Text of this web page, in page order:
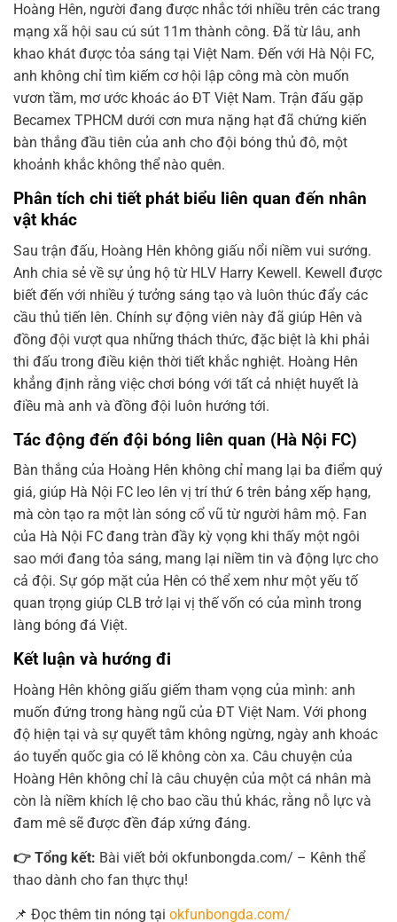
Hoàng Hên, người đang được nhắc tới nhiều trên các trang
mạng xã hội sau cú sút 11m thành công. Đã từ lâu, anh
khao khát được tỏa sáng tại Việt Nam. Đến với Hà Nội FC,
anh không chỉ tìm kiếm cơ hội lập công mà còn muốn
vươn tầm, mơ ước khoác áo ĐT Việt Nam. Trận đấu gặp
Becamex TPHCM dưới cơn mưa nặng hạt đã chứng kiến
bàn thắng đầu tiên của anh cho đội bóng thủ đô, một
khoảnh khắc không thể nào quên.
Phân tích chi tiết phát biểu liên quan đến nhân
vật khác
Sau trận đấu, Hoàng Hên không giấu nổi niềm vui sướng.
Anh chia sẻ về sự ủng hộ từ HLV Harry Kewell. Kewell được
biết đến với nhiều ý tưởng sáng tạo và luôn thúc đẩy các
cầu thủ tiến lên. Chính sự động viên này đã giúp Hên và
đồng đội vượt qua những thách thức, đặc biệt là khi phải
thi đấu trong điều kiện thời tiết khắc nghiệt. Hoàng Hên
khẳng định rằng việc chơi bóng với tất cả nhiệt huyết là
điều mà anh và đồng đội luôn hướng tới.
Tác động đến đội bóng liên quan (Hà Nội FC)
Bàn thắng của Hoàng Hên không chỉ mang lại ba điểm quý
giá, giúp Hà Nội FC leo lên vị trí thứ 6 trên bảng xếp hạng,
mà còn tạo ra một làn sóng cổ vũ từ người hâm mộ. Fan
của Hà Nội FC đang tràn đầy kỳ vọng khi thấy một ngôi
sao mới đang tỏa sáng, mang lại niềm tin và động lực cho
cả đội. Sự góp mặt của Hên có thể xem như một yếu tố
quan trọng giúp CLB trở lại vị thế vốn có của mình trong
làng bóng đá Việt.
Kết luận và hướng đi
Hoàng Hên không giấu giếm tham vọng của mình: anh
muốn đứng trong hàng ngũ của ĐT Việt Nam. Với phong
độ hiện tại và sự quyết tâm không ngừng, ngày anh khoác
áo tuyển quốc gia có lẽ không còn xa. Câu chuyện của
Hoàng Hên không chỉ là câu chuyện của một cá nhân mà
còn là niềm khích lệ cho bao cầu thủ khác, rằng nỗ lực và
đam mê sẽ được đền đáp xứng đáng.
👉 Tổng kết: Bài viết bởi okfunbongda.com/ – Kênh thể
thao dành cho fan thực thụ!
📌 Đọc thêm tin nóng tại okfunbongda.com/